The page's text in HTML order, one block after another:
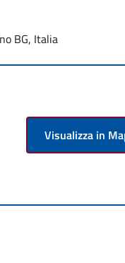
BG, Italia
Visualizza in